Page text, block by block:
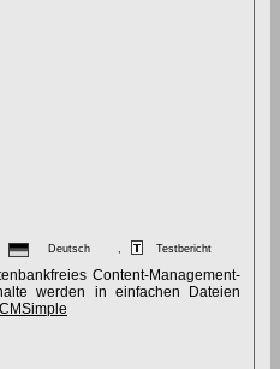
Deutsch Testbericht
Content-Management-
werden in einfachen Dateien